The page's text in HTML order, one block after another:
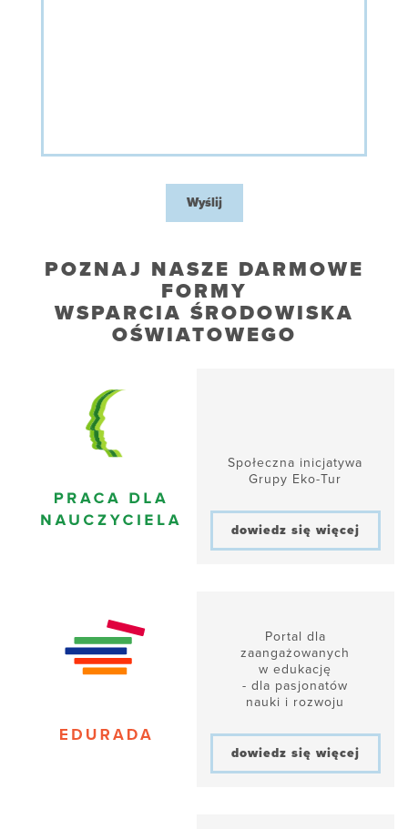
Wyślij
POZNAJ NASZE DARMOWE
FORMY
WSPARCIA ŚRODOWISKA
OŚWIATOWEGO
Społeczna inicjatywa
Grupy Eko-Tur
dowiedz się więcej
Portal dla
zaangażowanych
w edukację
- dla pasjonatów
nauki i rozwoju
dowiedz się więcej